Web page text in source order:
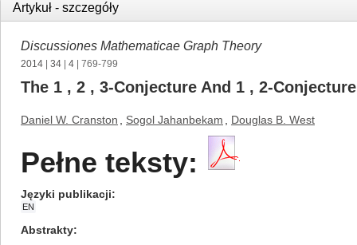
Artykuł - szczegóły
Discussiones Mathematicae Graph Theory
2014 34 4 | 769-799
The 1 , 2 , 3-Conjecture And 1 , 2-
Daniel W. Cranston Sogol Jahanbekam Douglas B. West
Pełne teksty:
Języki publikacji
EN
Abstrakty